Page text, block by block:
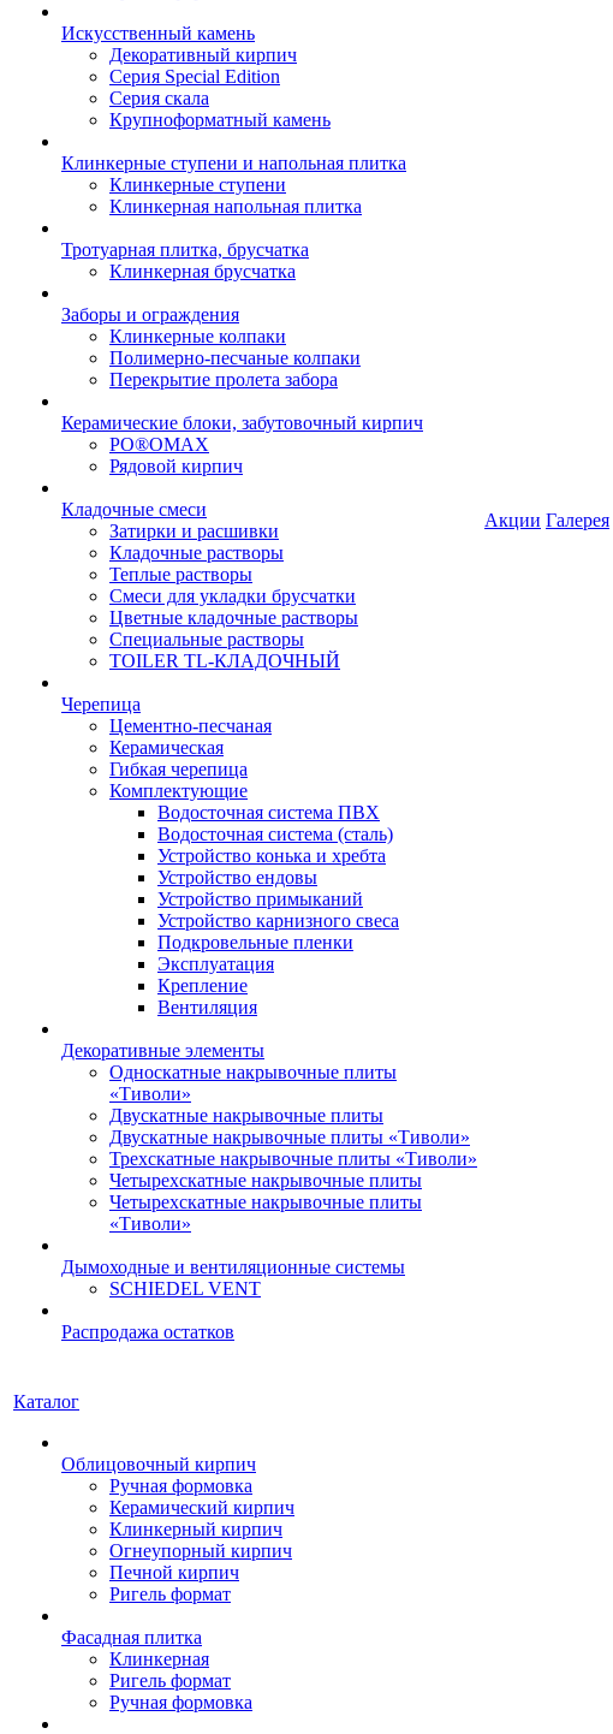
Искусственный камень
Декоративный кирпич
Серия Special Edition
Серия скала
Крупноформатный камень
Клинкерные ступени и напольная плитка
Клинкерные ступени
Клинкерная напольная плитка
Тротуарная плитка, брусчатка
Клинкерная брусчатка
Заборы и ограждения
Клинкерные колпаки
Полимерно-песчаные колпаки
Перекрытие пролета забора
Керамические блоки, забутовочный кирпич
PO®OMAX
Рядовой кирпич
Кладочные смеси
Затирки и расшивки
Кладочные растворы
Теплые растворы
Смеси для укладки брусчатки
Цветные кладочные растворы
Специальные растворы
TOILER TL-КЛАДОЧНЫЙ
Черепица
Цементно-песчаная
Керамическая
Гибкая черепица
Комплектующие
Водосточная система ПВХ
Водосточная система (сталь)
Устройство конька и хребта
Устройство ендовы
Устройство примыканий
Устройство карнизного свеса
Подкровельные пленки
Эксплуатация
Крепление
Вентиляция
Декоративные элементы
Односкатные накрывочные плиты
«Тиволи»
Двускатные накрывочные плиты
Двускатные накрывочные плиты «Тиволи»
Трехскатные накрывочные плиты «Тиволи»
Четырехскатные накрывочные плиты
Четырехскатные накрывочные плиты
«Тиволи»
Дымоходные и вентиляционные системы
SCHIEDEL VENT
Распродажа остатков
Акции Галерея
Каталог
Облицовочный кирпич
Ручная формовка
Керамический кирпич
Клинкерный кирпич
Огнеупорный кирпич
Печной кирпич
Ригель формат
Фасадная плитка
Клинкерная
Ригель формат
Ручная формовка